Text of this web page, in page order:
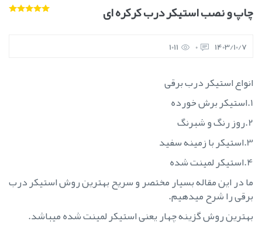
چاپ و نصب استیکر درب کرکره ای
1403/10/7
0
1011
انواع استیکر درب برقی
1.استیکر برش خورده
2.روز رنگ و شبرنگ
3.استیکر با زمینه سفید
4.استیکر لمینت شده
ما در این مقاله بسیار مختصر و سریح بهترین روش استیکر درب
برقی را شرح میدهیم.
بهترین روش گزینه چهار یعنی استیکر لمینت شده میباشد.